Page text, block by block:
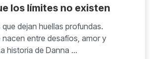
los límites no existen
dejan huellas profundas.
nacen entre desafíos, amor y
historia de Danna ...